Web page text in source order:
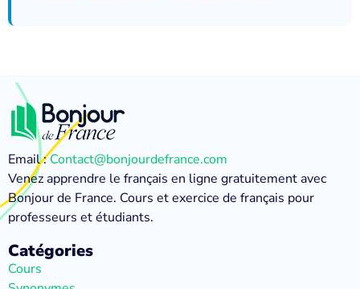
Email :Contact@bonjourdefrance.com
Venez apprendre le français en ligne gratuitement avec
Bonjour de France. Cours et exercice de français pour
professeurs et étudiants.
Catégories
Cours